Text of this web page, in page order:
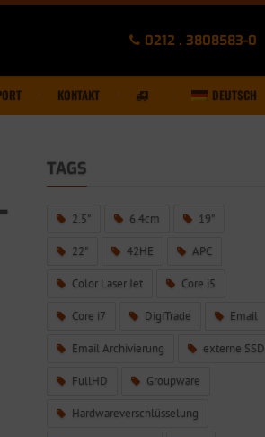
0212 . 3808583-0
KONTAKT DEUTSCH
TAGS
2.5" 6.4cm 19"
22" 42HE APC
Color Laser Jet Core i5
Core i7 DigiTrade Email
Email Archivierung externe SSD
FullHD Groupware
Hardwareverschlüsselung